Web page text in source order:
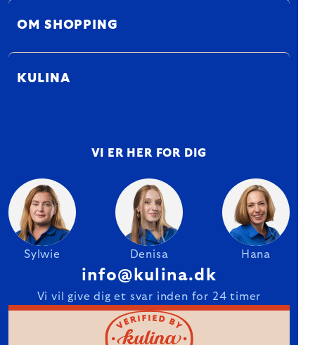
OM SHOPPING
KULINA
VI ER HER FOR DIG
Sylwie Denisa Hana
info@kulina.dk
Vi vil give dig et svar inden for 24 timer